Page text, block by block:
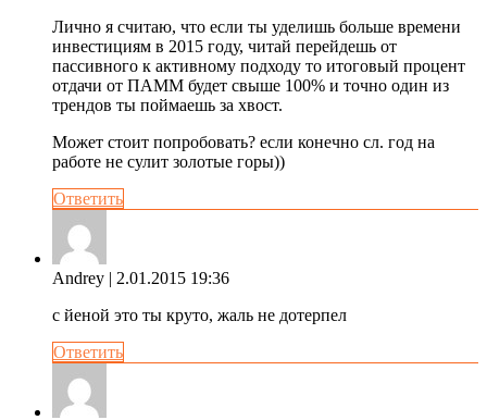
Лично я считаю, что если ты уделишь больше времени
инвестициям в 2015 году, читай перейдешь от
пассивного к активному подходу то итоговый процент
отдачи от ПАММ будет свыше 100% и точно один из
трендов ты поймаешь за хвост.
Может стоит попробовать? если конечно сл. год на
работе не сулит золотые горы))
Ответить
Andrey | 2.01.2015 19:36
с йеной это ты круто, жаль не дотерпел
Ответить